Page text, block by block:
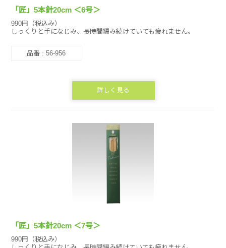
「匠」5本針20cm ＜6号＞
990円（税込み）
しっくりと手になじみ、長時間編み続けていても疲れません。
品番 : 56-956
詳しく見る
「匠」5本針20cm ＜7号＞
990円（税込み）